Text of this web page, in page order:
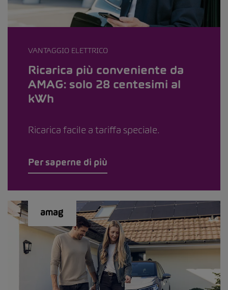
VANTAGGIO ELETTRICO
Ricarica più conveniente da
AMAG: solo 28 centesimi al
kWh
Ricarica facile a tariffa speciale.
Per saperne di più